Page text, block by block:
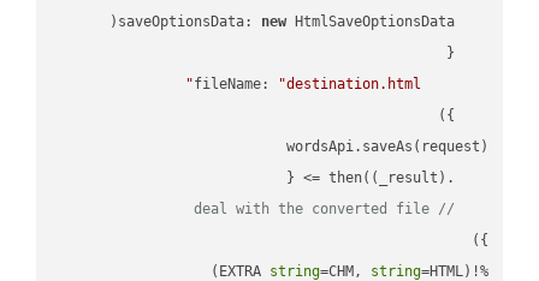
saveOptionsData: new
fileName:
"destination.html"
    .then(
( _result ) =>
// deal with the converted file
%!(EXTRA
string=CHM, string=HTML)